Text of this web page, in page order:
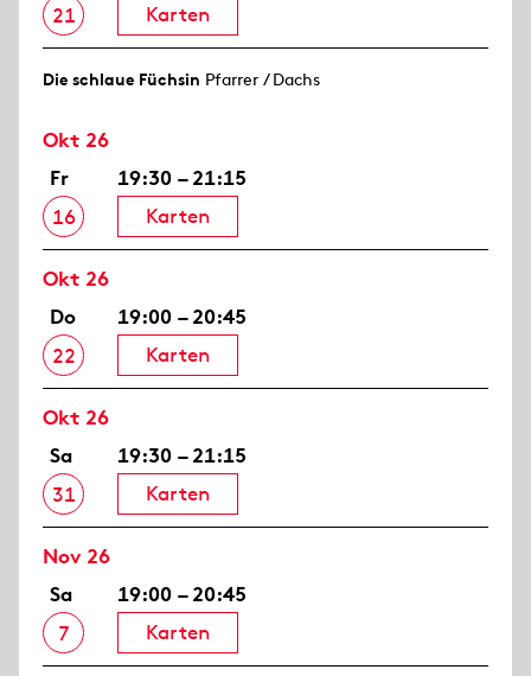
21
Karten
Die schlaue Füchsin Pfarrer / Dachs
Okt 26
Fr
16
19:30 – 21:15
Karten
Okt 26
Do
22
19:00 – 20:45
Karten
Okt 26
Sa
31
19:30 – 21:15
Karten
Nov 26
Sa
7
19:00 – 20:45
Karten